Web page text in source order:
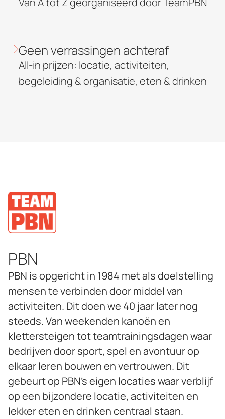
Geen verrassingen achteraf
All-in prijzen: locatie, activiteiten,
begeleiding & organisatie, eten & drinken
PBN
PBN is opgericht in 1984 met als doelstelling
mensen te verbinden door middel van
activiteiten. Dit doen we 40 jaar later nog
steeds. Van weekenden kanoën en
klettersteigen tot teamtrainingsdagen waar
bedrijven door sport, spel en avontuur op
elkaar leren bouwen en vertrouwen. Dit
gebeurt op PBN’s eigen locaties waar verblijf
op een bijzondere locatie, activiteiten en
lekker eten en drinken centraal staan.